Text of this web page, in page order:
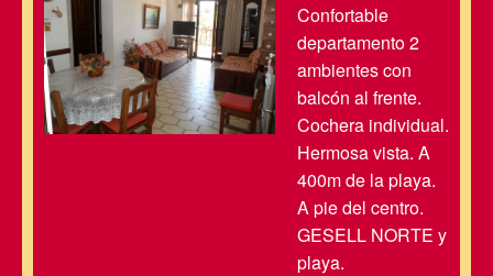
Confortable
departamento 2
ambientes con
balcón al frente.
Cochera individual.
Hermosa vista. A
400m de la playa.
A pie del centro.
GESELL NORTE y
playa.